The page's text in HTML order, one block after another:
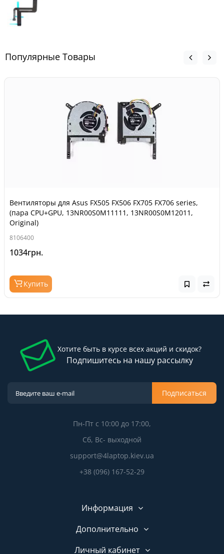
Популярные Товары
Вентиляторы для Asus FX505 FX506 FX705 FX706 series,
(пара CPU+GPU, 13NR00S0M11111, 13NR00S0M12011,
Original)
8106400
1034грн.
Купить
Хотите быть в курсе всех акций и скидок?
Подпишитесь на нашу рассылку
Подписаться
Пн-Пт с 10:00 до 17:00,
Сб, Вс- выходной
support@4laptop.kiev.ua
+38 (096) 167-52-29
Информация
Дополнительно
Личный кабинет